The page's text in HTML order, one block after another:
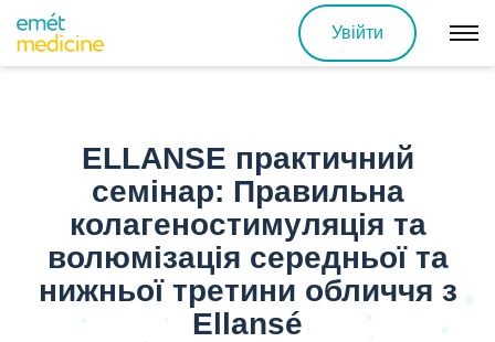
Увійти
ELLANSE практичний
семінар: Правильна
колагеностимуляція та
волюмізація середньої та
нижньої третини обличчя з
Ellansé